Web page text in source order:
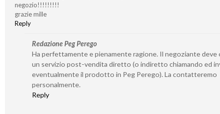
negozio!!!!!!!!!
grazie mille
Reply
Redazione Peg Perego
Ha perfettamente e pienamente ragione. Il negoziante deve
un servizio post-vendita diretto (o indiretto chiamando ed
eventualmente il prodotto in Peg Perego). La contatteremo
personalmente.
Reply